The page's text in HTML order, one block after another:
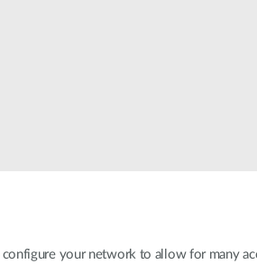
your network to allow for many